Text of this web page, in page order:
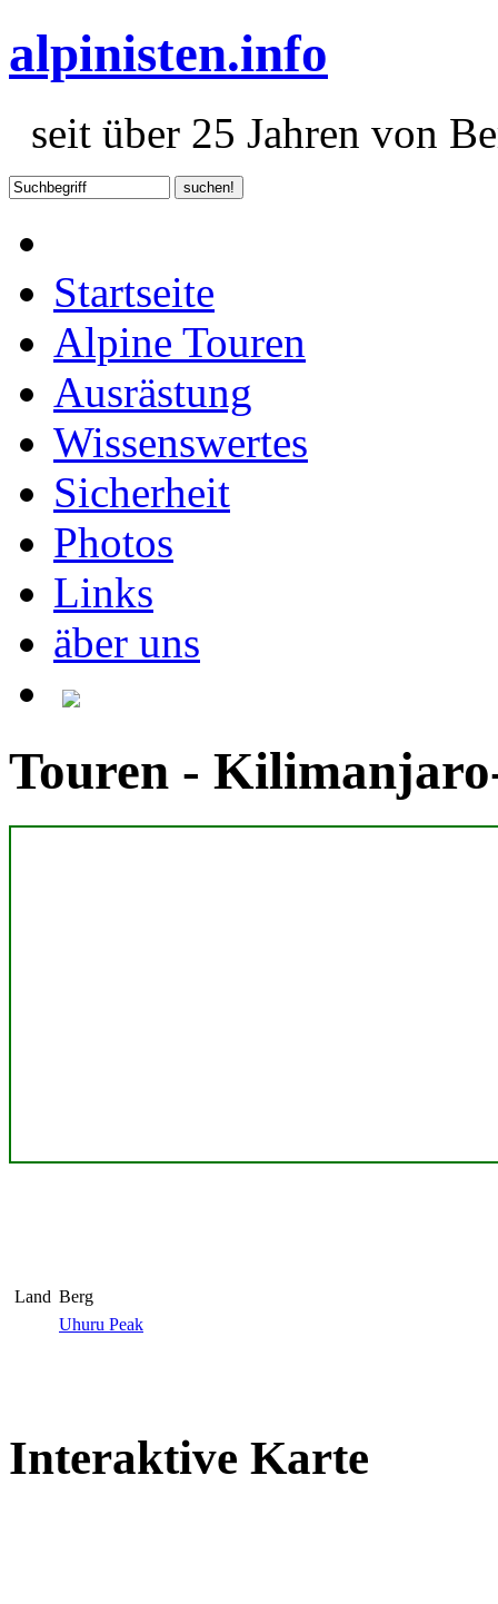
alpinisten.info
seit über 25 Jahren von
Startseite
Alpine Touren
Ausrästung
Wissenswertes
Sicherheit
Photos
Links
äber uns
Touren -
Land Berg
Uhuru Peak
Interaktive Karte